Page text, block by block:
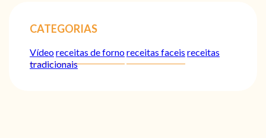
CATEGORIAS
Vídeoreceitas de fornoreceitas faceis receitas
tradicionais